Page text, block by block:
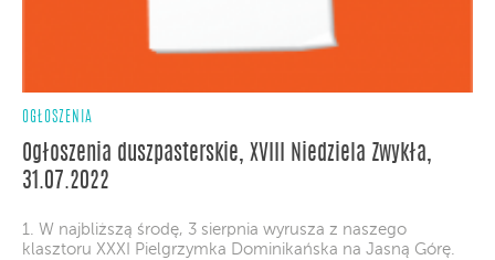
OGŁOSZENIA
Ogłoszenia duszpasterskie, XVIII Niedziela Zwykła,
31.07.2022
1. W najbliższą środę, 3 sierpnia wyrusza z naszego
klasztoru XXXI Pielgrzymka Dominikańska na Jasną Górę.